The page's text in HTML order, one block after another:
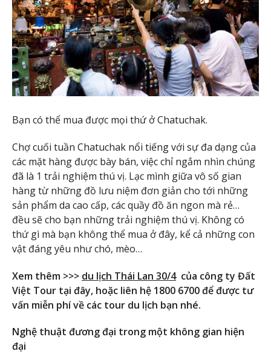
Bạn có thể mua được mọi thứ ở Chatuchak.
Chợ cuối tuần Chatuchak nổi tiếng với sự đa dạng của
các mặt hàng được bày bán, việc chỉ ngắm nhìn chúng
đã là 1 trải nghiệm thú vị. Lạc mình giữa vô số gian
hàng từ những đồ lưu niệm đơn giản cho tới những
sản phẩm da cao cấp, các quầy đồ ăn ngon mà rẻ…
đều sẽ cho bạn những trải nghiệm thú vị. Không có
thứ gì mà bạn không thể mua ở đây, kể cả những con
vật đáng yêu như chó, mèo…
Xem thêm >>> du lịch Thái Lan 30/4của công ty Đất
Việt Tour tại đây, hoặc liên hệ 1800 6700 để được tư
vấn miễn phí về các tour du lịch bạn nhé.
Nghệ thuật đương đại trong một không gian hiện
đại